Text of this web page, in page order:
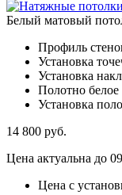
Белый матовый
Профиль
Установка
Установка
Полотно
Установка
14 800 руб.
Цена актуальна до
Цена с